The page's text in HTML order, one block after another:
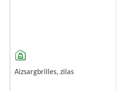
Aizsargbrilles, zilas